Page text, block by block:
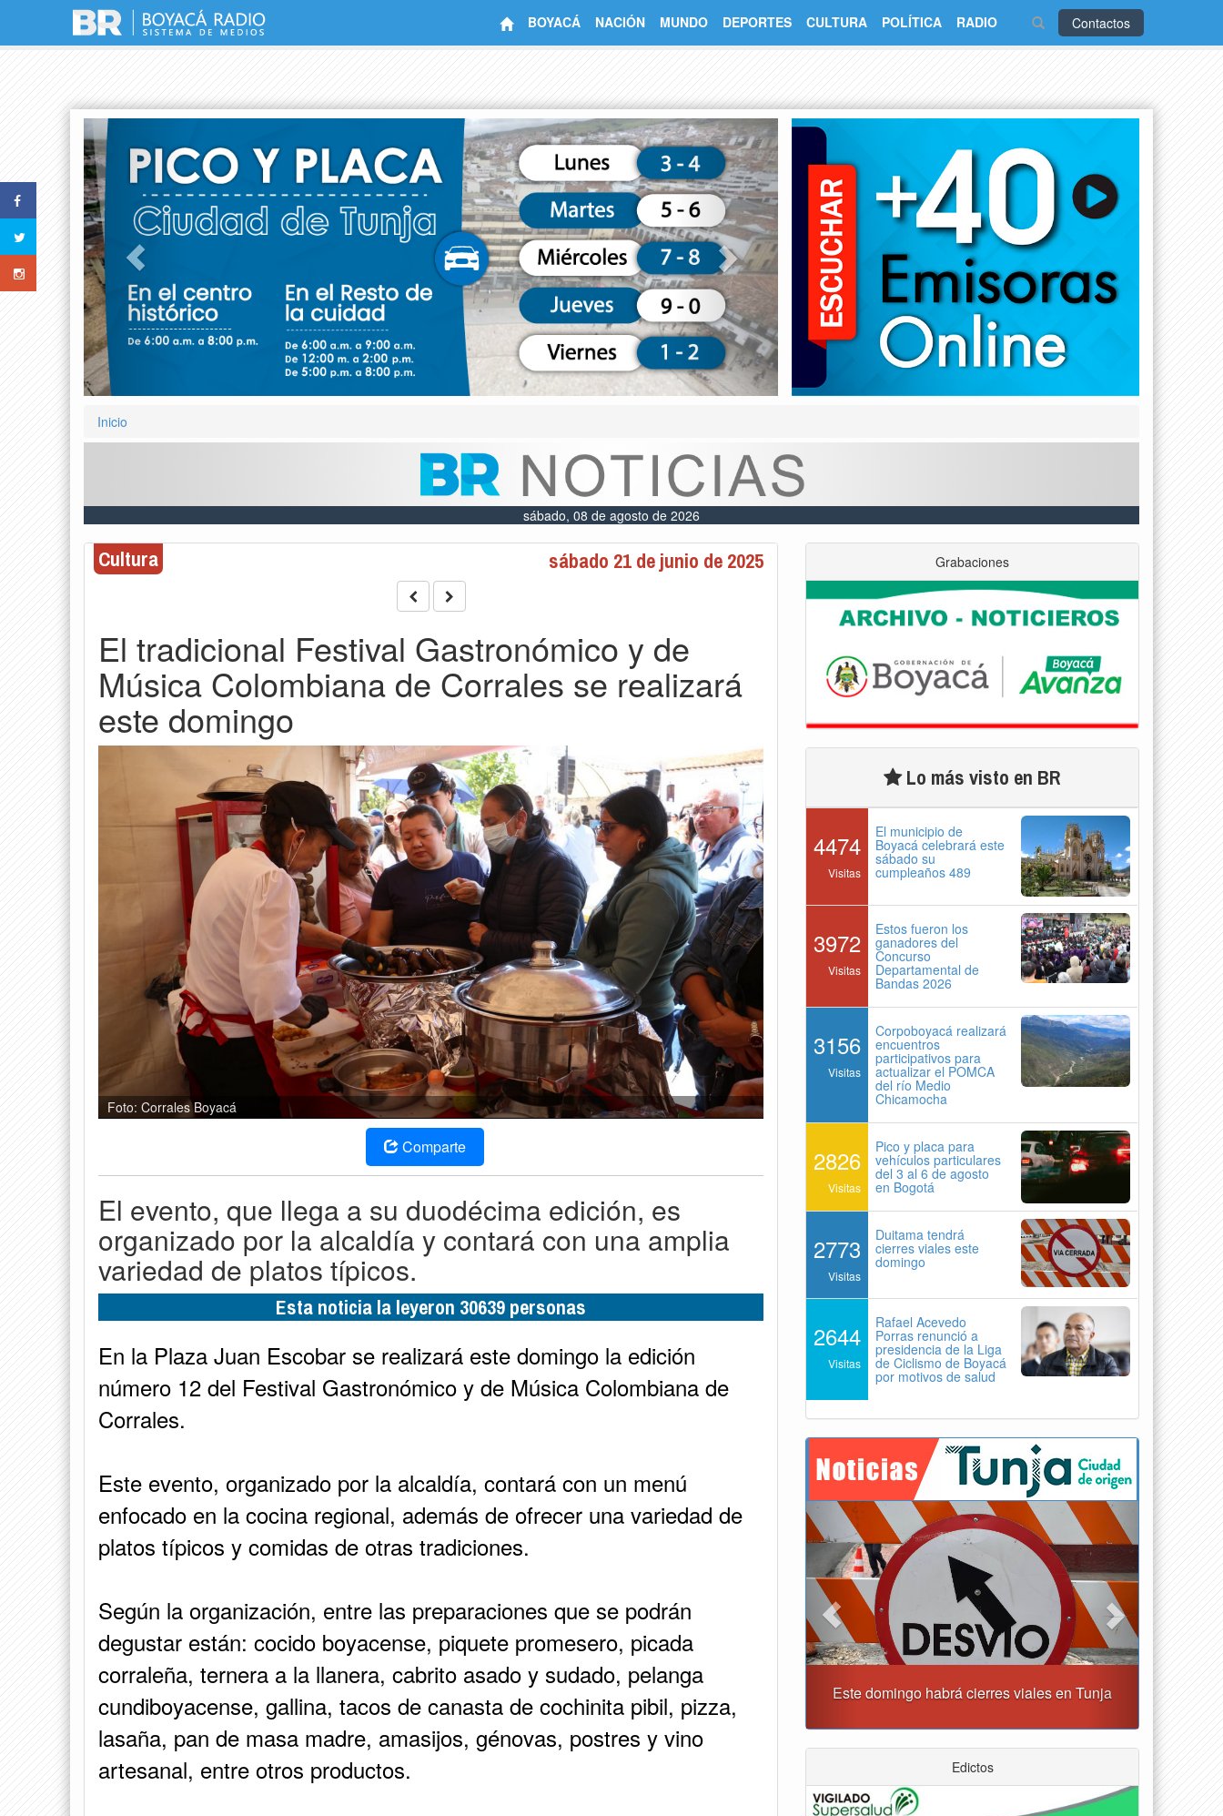
Contactos
BOYACÁ NACIÓN MUNDO DEPORTES CULTURA POLÍTICA RADIO
Next
Inicio
sábado, 08 de agosto de 2026
Cultura sábado 21 de junio de 2025
El tradicional Festival Gastronómico y de
Música Colombiana de Corrales se realizará
este domingo
Foto: Corrales Boyacá
Comparte
El evento, que llega a su duodécima edición, es
organizado por la alcaldía y contará con una amplia
variedad de platos típicos.
Esta noticia la leyeron 30639 personas
En la Plaza Juan Escobar se realizará este domingo la edición
número 12 del Festival Gastronómico y de Música Colombiana de
Corrales.
Este evento, organizado por la alcaldía, contará con un menú
enfocado en la cocina regional, además de ofrecer una variedad de
platos típicos y comidas de otras tradiciones.
Según la organización, entre las preparaciones que se podrán
degustar están: cocido boyacense, piquete promesero, picada
corraleña, ternera a la llanera, cabrito asado y sudado, pelanga
cundiboyacense, gallina, tacos de canasta de cochinita pibil, pizza,
lasaña, pan de masa madre, amasijos, génovas, postres y vino
artesanal, entre otros productos.
Grabaciones
Lo más visto en BR
4474
Visitas
El municipio de
Boyacá celebrará este
sábado su
cumpleaños 489
3972
Visitas
Estos fueron los
ganadores del
Concurso
Departamental de
Bandas 2026
3156
Visitas
Corpoboyacá realizará
encuentros
participativos para
actualizar el POMCA
del río Medio
Chicamocha
2826
Visitas
Pico y placa para
vehículos particulares
del 3 al 6 de agosto
en Bogotá
2773
Visitas
Duitama tendrá
cierres viales este
domingo
2644
Visitas
Rafael Acevedo
Porras renunció a
presidencia de la Liga
de Ciclismo de Boyacá
por motivos de salud
Tunja albergará el Simposio Regional en Asfixia
Previous Next
Edictos